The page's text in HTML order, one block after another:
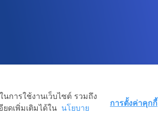
การใช้งานเว็บไซต์ รวมถึง
ดเพิ่มเติมได้ใน นโยบาย
การตั้งค่าคุกกี้